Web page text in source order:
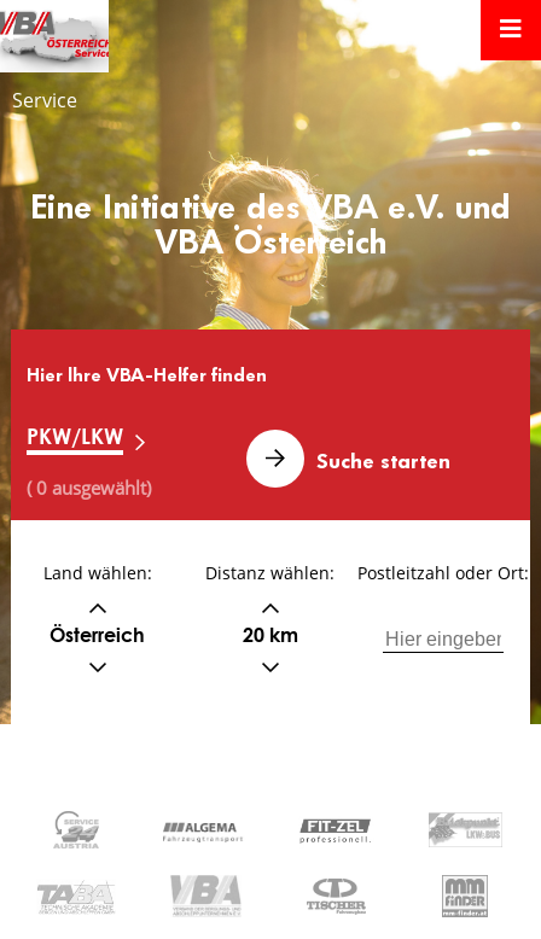
Service
Eine Initiative des VBA e.V. und
VBA Österreich
Hier lhre VBA-Helfer finden
PKW/LKW
( 0 ausgewählt)
Land wählen:
Österreich
Distanz wählen:
20 km
Postleitzahl oder Ort: